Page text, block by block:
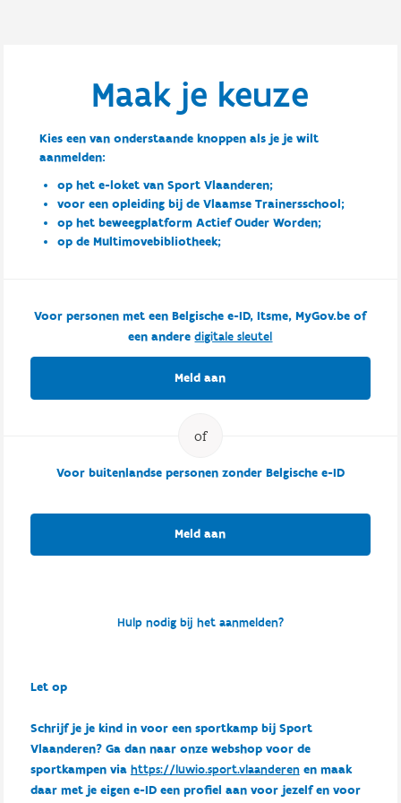
Maak je keuze
Kies een van onderstaande knoppen als je je wilt
aanmelden:
op het e-loket van Sport Vlaanderen;
voor een opleiding bij de Vlaamse Trainersschool;
op het beweegplatform Actief Ouder Worden;
op de Multimovebibliotheek;
Voor personen met een Belgische e-ID, Itsme, MyGov.be of
een anderedigitale sleutel
Meld aan
Voor buitenlandse personen zonder Belgische e-ID
Meld aan
Hulp nodig bij het aanmelden?
Let op
Schrijf je je kind in voor een sportkamp bij Sport
Vlaanderen? Ga dan naar onze webshop voor de
sportkampen via https://luwio.sport.vlaanderenen maak
daar met je eigen e-ID een profiel aan voor jezelf en voor